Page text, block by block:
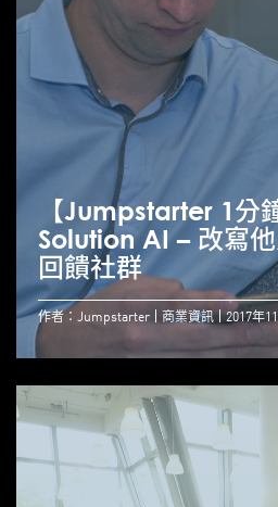
【Jumpstarter 1分
Solution AI – 改寫
回饋社群
作者：Jumpstarter 商業資訊 2017年